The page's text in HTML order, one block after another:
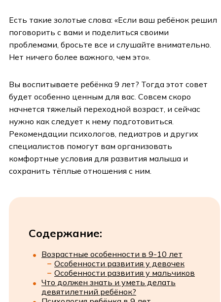
Есть такие золотые слова: «Если ваш ребёнок решил
поговорить с вами и поделиться своими
проблемами, бросьте все и слушайте внимательно.
Нет ничего более важного, чем это».
Вы воспитываете ребёнка 9 лет? Тогда этот совет
будет особенно ценным для вас. Совсем скоро
начнется тяжелый переходной возраст, и сейчас
нужно как следует к нему подготовиться.
Рекомендации психологов, педиатров и других
специалистов помогут вам организовать
комфортные условия для развития малыша и
сохранить тёплые отношения с ним.
Содержание:
Возрастные особенности в 9-10 лет
Особенности развития у девочек
Особенности развития у мальчиков
Что должен знать и уметь делать
девятилетний ребёнок?